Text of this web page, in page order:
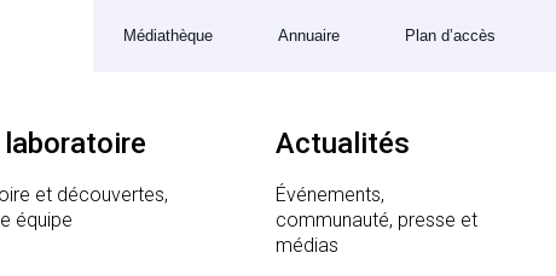
Génomique et Structurale
Médiathèque Annuaire Plan d’accès
laboratoire
et découvertes,
équipe
Actualités
Événements,
communauté, presse et
médias